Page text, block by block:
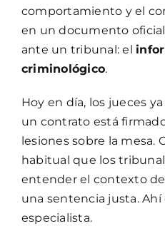
comportamiento y el
en un documento
ante un tribunal: el
criminológico.
Hoy en día, los jueces
un contrato está
lesiones sobre la mesa.
habitual que los
entender el contexto
una sentencia justa.
especialista.